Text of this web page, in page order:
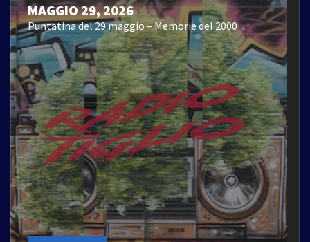
MAGGIO 29, 2026
Puntatina del 29 maggio – Memorie del 2000